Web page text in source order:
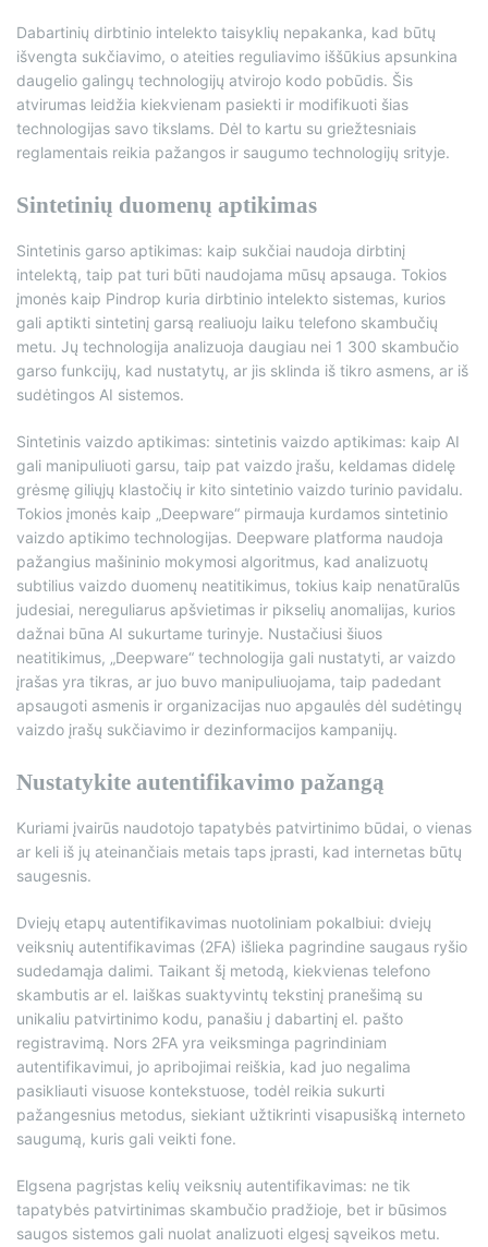
Dabartinių dirbtinio intelekto taisyklių nepakanka, kad būtų
išvengta sukčiavimo, o ateities reguliavimo iššūkius apsunkina
daugelio galingų technologijų atvirojo kodo pobūdis. Šis
atvirumas leidžia kiekvienam pasiekti ir modifikuoti šias
technologijas savo tikslams. Dėl to kartu su griežtesniais
reglamentais reikia pažangos ir saugumo technologijų srityje.
Sintetinių duomenų aptikimas
Sintetinis garso aptikimas: kaip sukčiai naudoja dirbtinį
intelektą, taip pat turi būti naudojama mūsų apsauga. Tokios
įmonės kaip Pindrop kuria dirbtinio intelekto sistemas, kurios
gali aptikti sintetinį garsą realiuoju laiku telefono skambučių
metu. Jų technologija analizuoja daugiau nei 1 300 skambučio
garso funkcijų, kad nustatytų, ar jis sklinda iš tikro asmens, ar iš
sudėtingos AI sistemos.
Sintetinis vaizdo aptikimas: sintetinis vaizdo aptikimas: kaip AI
gali manipuliuoti garsu, taip pat vaizdo įrašu, keldamas didelę
grėsmę giliųjų klastočių ir kito sintetinio vaizdo turinio pavidalu.
Tokios įmonės kaip „Deepware“ pirmauja kurdamos sintetinio
vaizdo aptikimo technologijas. Deepware platforma naudoja
pažangius mašininio mokymosi algoritmus, kad analizuotų
subtilius vaizdo duomenų neatitikimus, tokius kaip nenatūralūs
judesiai, nereguliarus apšvietimas ir pikselių anomalijas, kurios
dažnai būna AI sukurtame turinyje. Nustačiusi šiuos
neatitikimus, „Deepware“ technologija gali nustatyti, ar vaizdo
įrašas yra tikras, ar juo buvo manipuliuojama, taip padedant
apsaugoti asmenis ir organizacijas nuo apgaulės dėl sudėtingų
vaizdo įrašų sukčiavimo ir dezinformacijos kampanijų.
Nustatykite autentifikavimo pažangą
Kuriami įvairūs naudotojo tapatybės patvirtinimo būdai, o vienas
ar keli iš jų ateinančiais metais taps įprasti, kad internetas būtų
saugesnis.
Dviejų etapų autentifikavimas nuotoliniam pokalbiui: dviejų
veiksnių autentifikavimas (2FA) išlieka pagrindine saugaus ryšio
sudedamąja dalimi. Taikant šį metodą, kiekvienas telefono
skambutis ar el. laiškas suaktyvintų tekstinį pranešimą su
unikaliu patvirtinimo kodu, panašiu į dabartinį el. pašto
registravimą. Nors 2FA yra veiksminga pagrindiniam
autentifikavimui, jo apribojimai reiškia, kad juo negalima
pasikliauti visuose kontekstuose, todėl reikia sukurti
pažangesnius metodus, siekiant užtikrinti visapusišką interneto
saugumą, kuris gali veikti fone.
Elgsena pagrįstas kelių veiksnių autentifikavimas: ne tik
tapatybės patvirtinimas skambučio pradžioje, bet ir būsimos
saugos sistemos gali nuolat analizuoti elgesį sąveikos metu.